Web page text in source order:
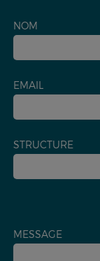
NOM
EMAIL
STRUCTURE
MESSAGE